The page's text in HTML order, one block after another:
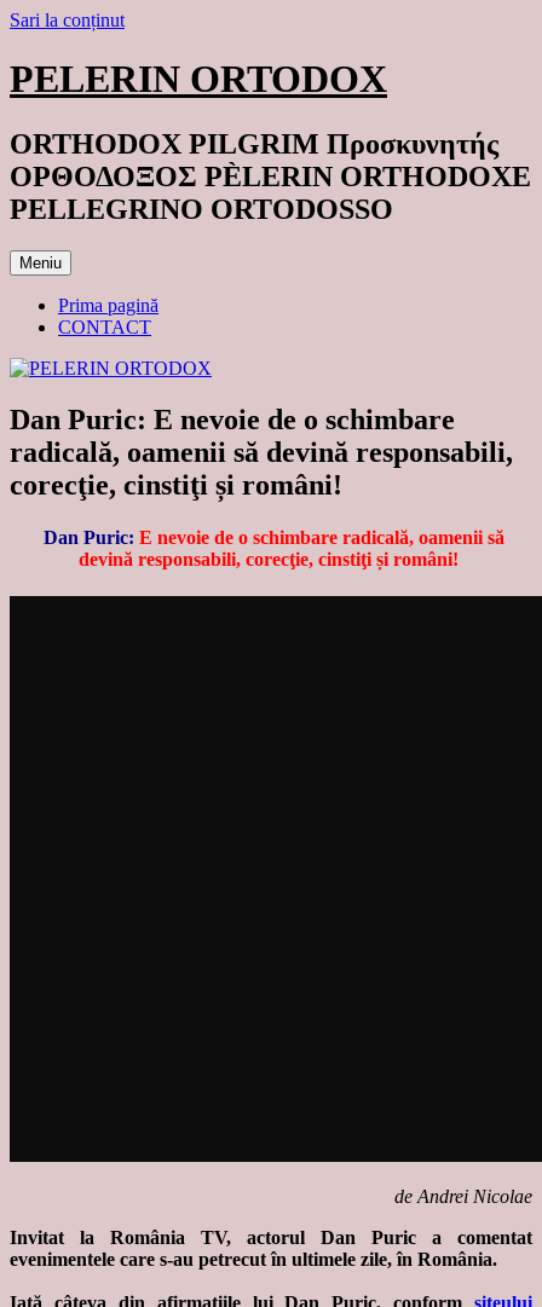
Sari la conținut
PELERIN ORTODOX
ORTHODOX PILGRIM Προσκυνητής
ΟΡΘΟΔΟΞΟΣ PÈLERIN ORTHODOXE
PELLEGRINO ORTODOSSO
Meniu
Prima pagină
CONTACT
Dan Puric: E nevoie de o schimbare
radicală, oamenii să devină responsabili,
corecţie, cinstiţi și români!
Dan Puric: E nevoie de o schimbare radicală, oamenii să
devină responsabili, corecţie, cinstiţi și români!
de Andrei Nicolae
Invitat la România TV, actorul Dan Puric a comentat
evenimentele care s-au petrecut în ultimele zile, în România.